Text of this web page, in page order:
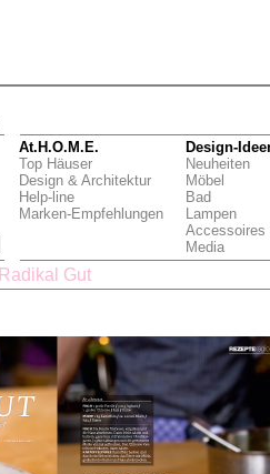
At.H.O.M.E.
Top Häuser
Design & Architektur
Help-line
Marken-Empfehlungen
Design-
Neuheiten
Möbel
Bad
Lampen
Accessoires
Media
Radikal Gut